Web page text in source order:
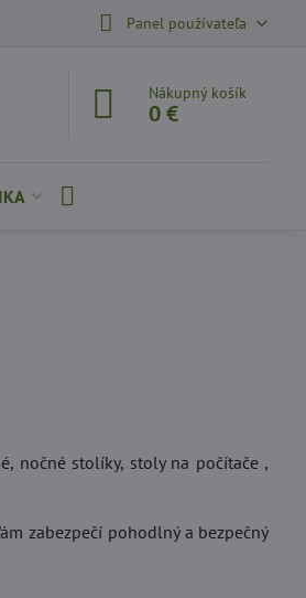
Panel používateľa
Nákupný košík
0 €
nočné stolíky, stoly na počítače ,
zabezpečí pohodlný a bezpečný